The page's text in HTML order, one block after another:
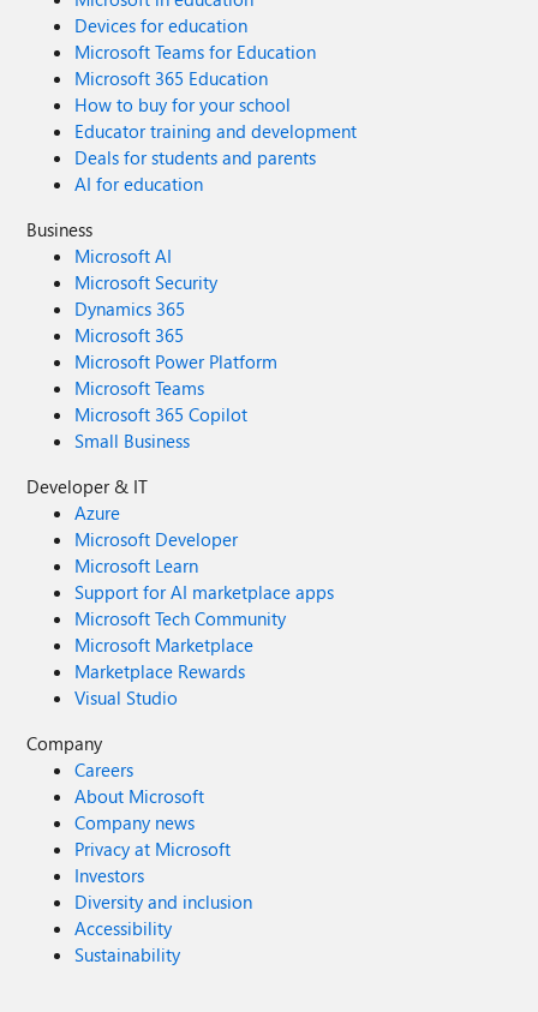
Devices for education
Microsoft Teams for Education
Microsoft 365 Education
How to buy for your school
Educator training and development
Deals for students and parents
AI for education
Business
Microsoft AI
Microsoft Security
Dynamics 365
Microsoft 365
Microsoft Power Platform
Microsoft Teams
Microsoft 365 Copilot
Small Business
Developer & IT
Azure
Microsoft Developer
Microsoft Learn
Support for AI marketplace apps
Microsoft Tech Community
Microsoft Marketplace
Marketplace Rewards
Visual Studio
Company
Careers
About Microsoft
Company news
Privacy at Microsoft
Investors
Diversity and inclusion
Accessibility
Sustainability